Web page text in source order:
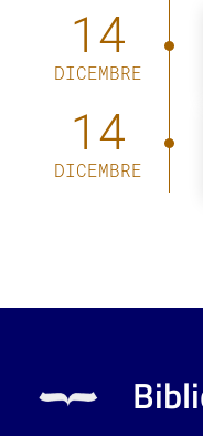
14
DICEMBRE
14
DICEMBRE